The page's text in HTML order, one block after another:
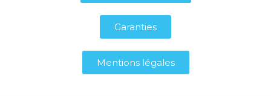
Garanties
Mentions légales